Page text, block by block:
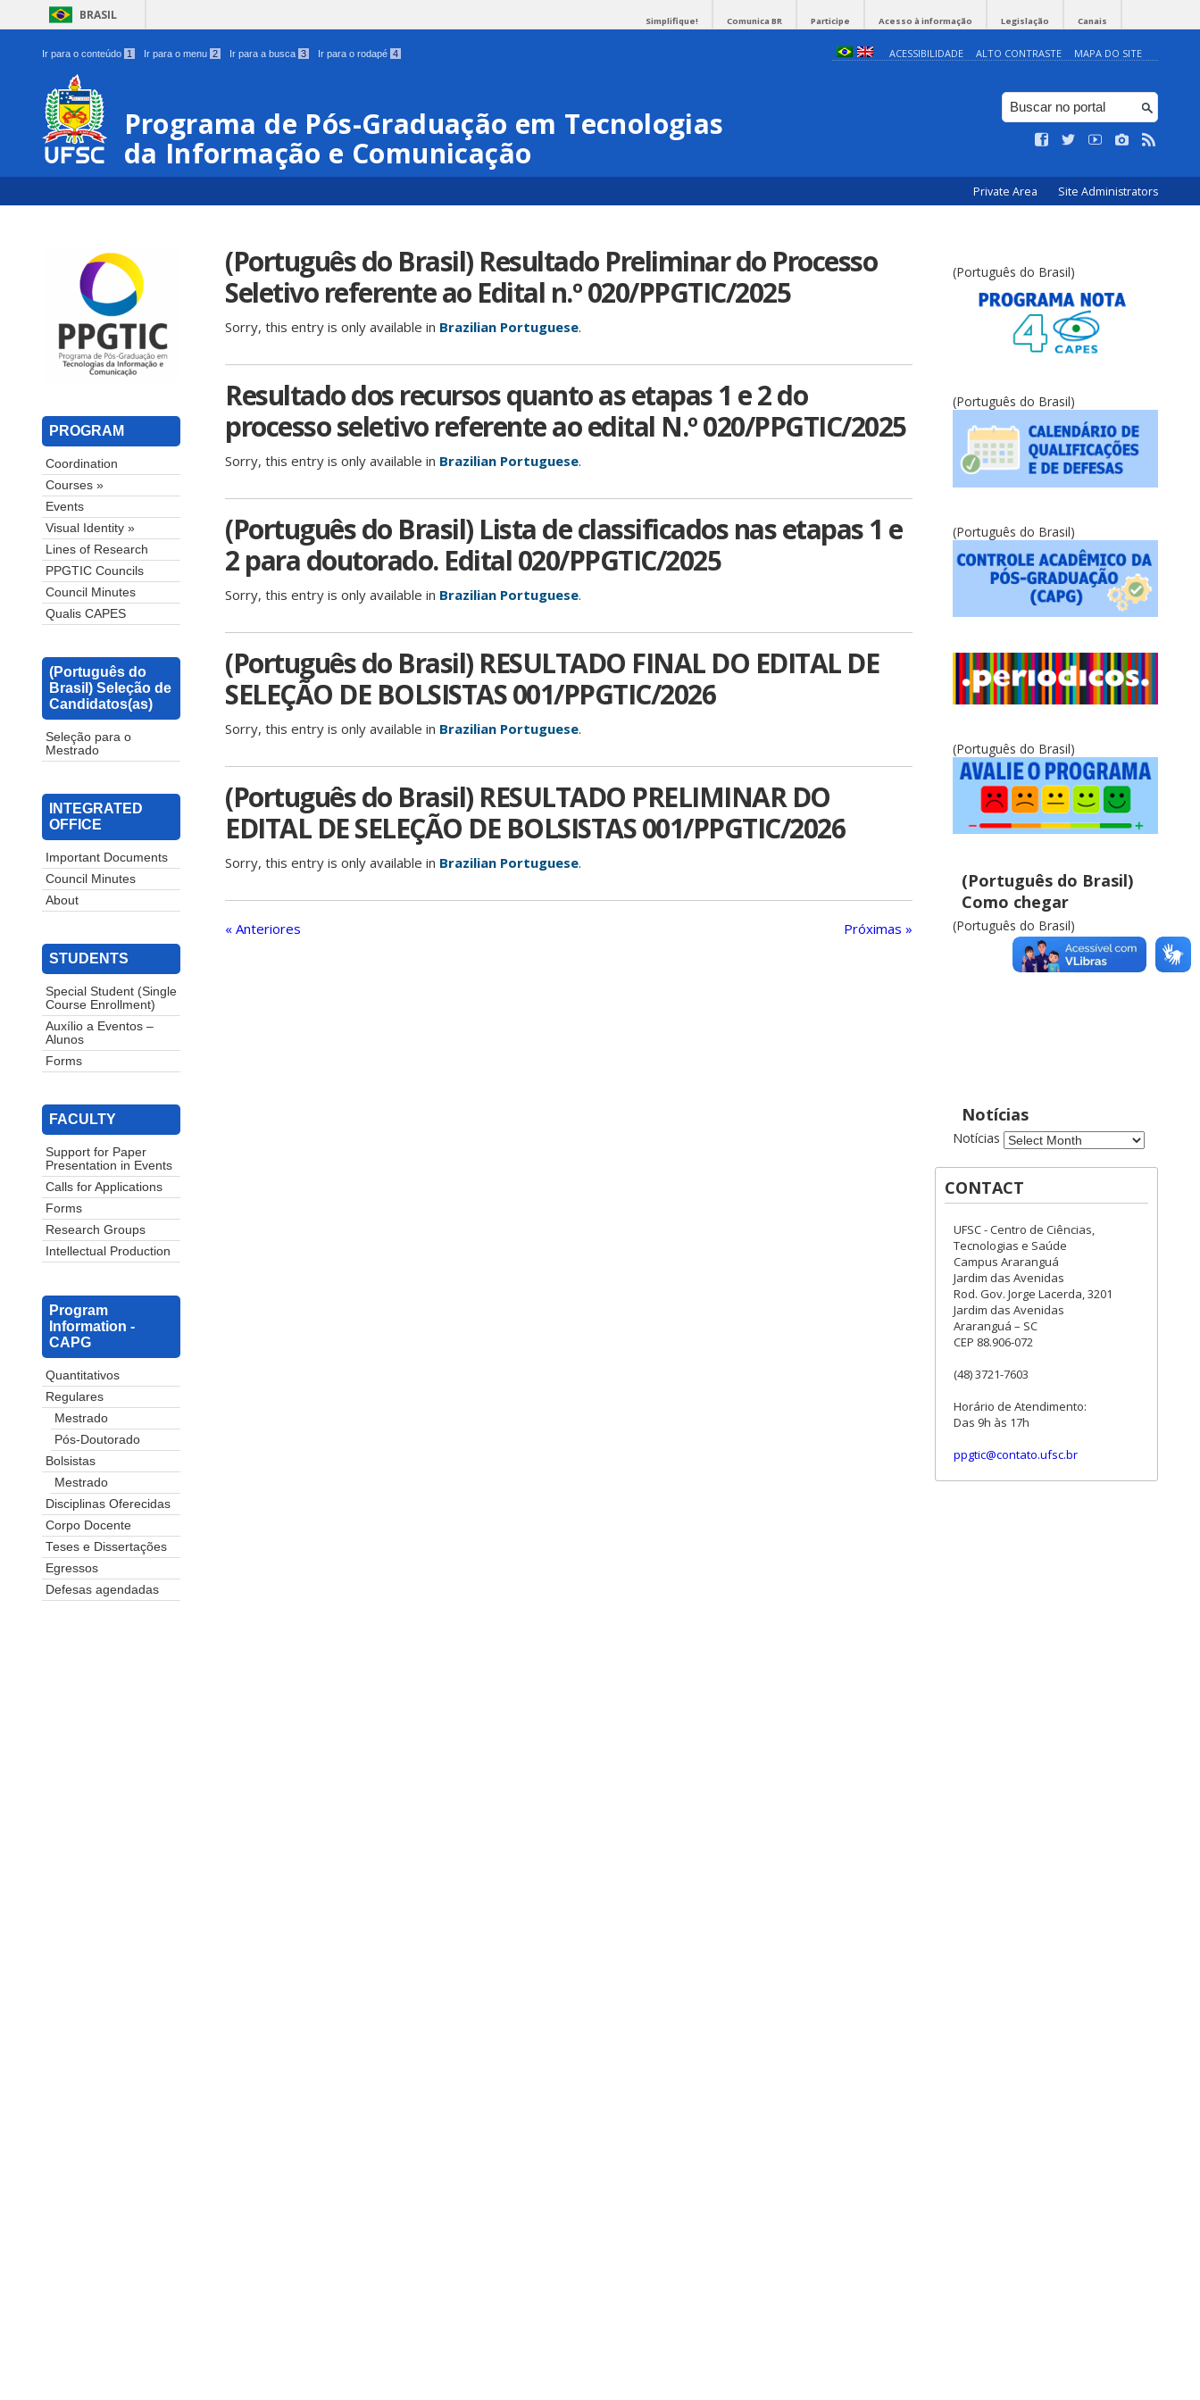
BRASIL Simplifique! Comunica BR Participe Acesso à informação Legislação Canais
Ir para o conteúdo 1 Ir para o menu 2 Ir para a busca 3 Ir para o rodapé 4 ACESSIBILIDADE ALTO CONTRASTE MAPA DO SITE
Programa de Pós-Graduação em Tecnologias
da Informação e Comunicação
Private Area Site Administrators
PROGRAM
Coordination
Courses »
Events
Visual Identity »
Lines of Research
PPGTIC Councils
Council Minutes
Qualis CAPES
(Português do
Brasil) Seleção de
Candidatos(as)
Seleção para o
Mestrado
INTEGRATED
OFFICE
Important Documents
Council Minutes
About
STUDENTS
Special Student (Single
Course Enrollment)
Auxílio a Eventos –
Alunos
Forms
FACULTY
Support for Paper
Presentation in Events
Calls for Applications
Forms
Research Groups
Intellectual Production
Program
Information -
CAPG
Quantitativos
Regulares
Mestrado
Pós-Doutorado
Bolsistas
Mestrado
Disciplinas Oferecidas
Corpo Docente
Teses e Dissertações
Egressos
Defesas agendadas
(Português do Brasil) Resultado Preliminar do Processo
Seletivo referente ao Edital n.º 020/PPGTIC/2025
Sorry, this entry is only available in Brazilian Portuguese.
Resultado dos recursos quanto as etapas 1 e 2 do
processo seletivo referente ao edital N.º 020/PPGTIC/2025
Sorry, this entry is only available in Brazilian Portuguese.
(Português do Brasil) Lista de classificados nas etapas 1 e
2 para doutorado. Edital 020/PPGTIC/2025
Sorry, this entry is only available in Brazilian Portuguese.
(Português do Brasil) RESULTADO FINAL DO EDITAL DE
SELEÇÃO DE BOLSISTAS 001/PPGTIC/2026
Sorry, this entry is only available in Brazilian Portuguese.
(Português do Brasil) RESULTADO PRELIMINAR DO
EDITAL DE SELEÇÃO DE BOLSISTAS 001/PPGTIC/2026
Sorry, this entry is only available in Brazilian Portuguese.
« Anteriores Próximas »
(Português do Brasil)
(Português do Brasil)
(Português do Brasil)
(Português do Brasil)
(Português do Brasil)
Como chegar
(Português do Brasil)
Notícias
Notícias
CONTACT
UFSC - Centro de Ciências,
Tecnologias e Saúde
Campus Araranguá
Jardim das Avenidas
Rod. Gov. Jorge Lacerda, 3201
Jardim das Avenidas
Araranguá – SC
CEP 88.906-072
(48) 3721-7603
Horário de Atendimento:
Das 9h às 17h
ppgtic@contato.ufsc.br